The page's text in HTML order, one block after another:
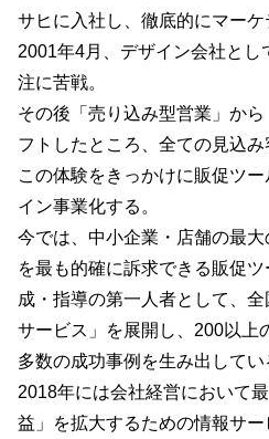
サヒに入社し、徹底的にマーケ
2001年4月、デザイン会社とし
注に苦戦。
その後「売り込み型営業」か
フトしたところ、全ての見込み
この体験をきっかけに販促ツ
イン事業化する。
今では、中小企業・店舗の最大
を最も的確に訴求できる販促
成・指導の第一人者として、
サービス」を展開し、200以上
多数の成功事例を生み出してい
2018年には会社経営において
益」を拡大するための情報サ